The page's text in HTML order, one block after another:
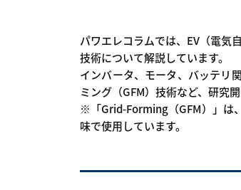
パワエレコラムでは、EV（電気
技術について解説しています。
インバータ、モータ、バッテリ
ミング（GFM）技術など、研究
※「Grid-Forming（GFM）」は
味で使用しています。